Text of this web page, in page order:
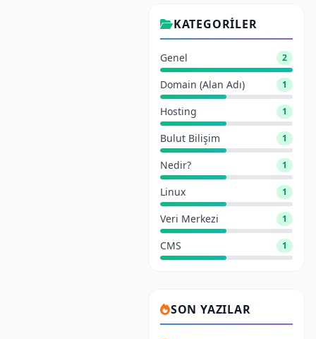
KATEGORILER
Genel 2
Domain (Alan Adı) 1
Hosting 1
Bulut Bilişim 1
Nedir? 1
Linux 1
Veri Merkezi 1
CMS 1
SON YAZILAR